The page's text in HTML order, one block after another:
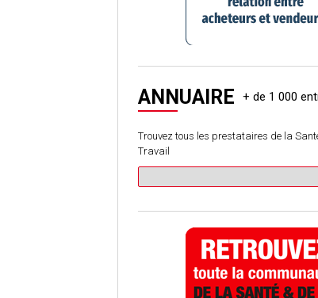
ANNUAIRE
Trouvez tous les prestataires de la
Travail